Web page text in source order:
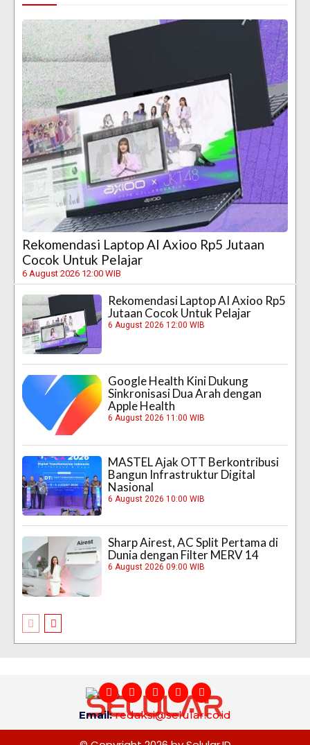
Rekomendasi Laptop AI Axioo Rp5 Jutaan
Cocok Untuk Pelajar
6 August 2026 12:00 WIB
Rekomendasi Laptop AI Axioo Rp5
Jutaan Cocok Untuk Pelajar
6 August 2026 12:00 WIB
Google Health Kini Dukung
Sinkronisasi Dua Arah dengan
Apple Health
6 August 2026 11:00 WIB
MASTEL Ajak OTT Berkontribusi
Bangun Infrastruktur Digital
Nasional
6 August 2026 10:00 WIB
Sharp Airest, AC Split Pertama di
Dunia dengan Filter MERV 14
6 August 2026 09:00 WIB
Email:redaksi@selular.co.id